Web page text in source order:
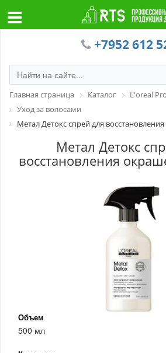
+7952 612
Главная страница Каталог
L'oreal
Уход за волосами
Метал Детокс спрей для
Метал Детокс
восстановления
Объем
500 мл